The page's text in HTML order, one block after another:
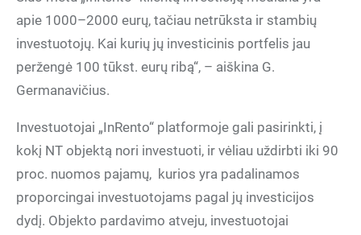
apie 1000–2000 eurų, tačiau netrūksta ir stambių
investuotojų. Kai kurių jų investicinis portfelis jau
peržengė 100 tūkst. eurų ribą“, – aiškina G.
Germanavičius.
Investuotojai „InRento“ platformoje gali pasirinkti, į
kokį NT objektą nori investuoti, ir vėliau uždirbti iki 90
proc. nuomos pajamų, kurios yra padalinamos
proporcingai investuotojams pagal jų investicijos
dydį. Objekto pardavimo atveju, investuotojai